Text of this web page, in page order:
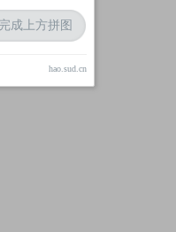
成上方拼图
hao.sud.cn